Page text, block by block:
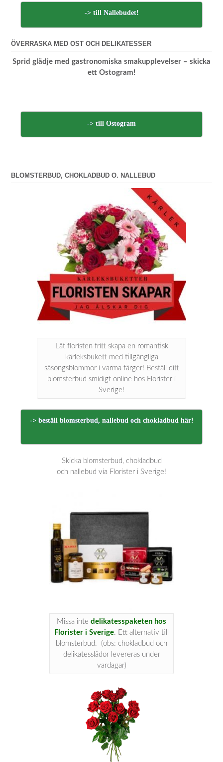
-> till Nallebudet!
ÖVERRASKA MED OST OCH DELIKATESSER
Sprid glädje med gastronomiska smakupplevelser – skicka
ett Ostogram!
-> till Ostogram
BLOMSTERBUD, CHOKLADBUD O. NALLEBUD
Låt floristen fritt skapa en romantisk
kärleksbukett med tillgängliga
säsongsblommor i varma färger! Beställ ditt
blomsterbud smidigt online hos Florister i
Sverige!
-> beställ blomsterbud, nallebud och chokladbud här!
Skicka blomsterbud, chokladbud
och nallebud via Florister i Sverige!
Missa inte delikatesspaketen hos
Florister i Sverige. Ett alternativ till
blomsterbud. (obs: chokladbud och
delikatesslådor levereras under
vardagar)